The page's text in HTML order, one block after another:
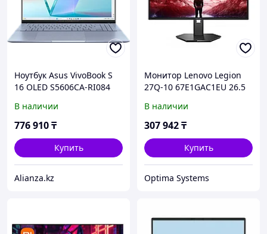
Ноутбук Asus VivoBook S
16 OLED S5606CA-RI084
В наличии
776 910₸
Купить
Alianza.kz
Монитор Lenovo Legion
27Q-10 67E1GAC1EU 26.5
2560x1440 (16:9), 240 Гц
В наличии
307 942₸
Купить
Optima Systems